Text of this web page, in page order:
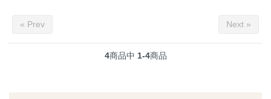
« Prev Next »
4商品中 1-4商品